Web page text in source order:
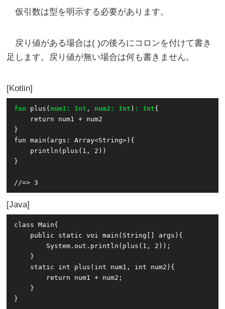
仮引数は型を明示する必要があります。
戻り値がある場合は( )の後ろにコロンを付けて書き
足します。戻り値が無い場合は何も書きません。
Kotlin
fun plus( num1: Int , num2: Int ) : Int{
    return num1 + num2
}
fun main(args: Array<String>){
    println(plus(1, 2))
}
Java
class Main{
    public static voi main(String[] args){
        System.out.println(plus(1, 2));
    }
    static int plus(int num1, int num2){
        return num1 + num2;
    }
}